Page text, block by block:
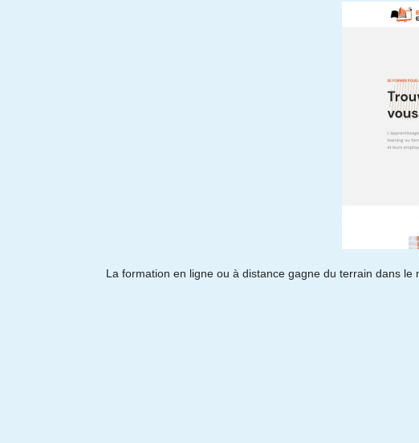
La formation en ligne ou à distance gagne du terrain dans